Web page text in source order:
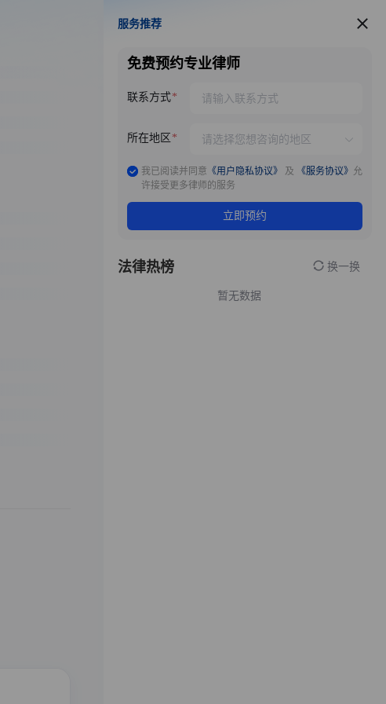
服务推荐
服务推荐
免费预约专业律师
联系方式
所在地区
我已阅读并同意 《用户隐私协议》 及 《服务协议》 允
许接受更多律师的服务
立即预约
法律热榜 换一换
暂无数据